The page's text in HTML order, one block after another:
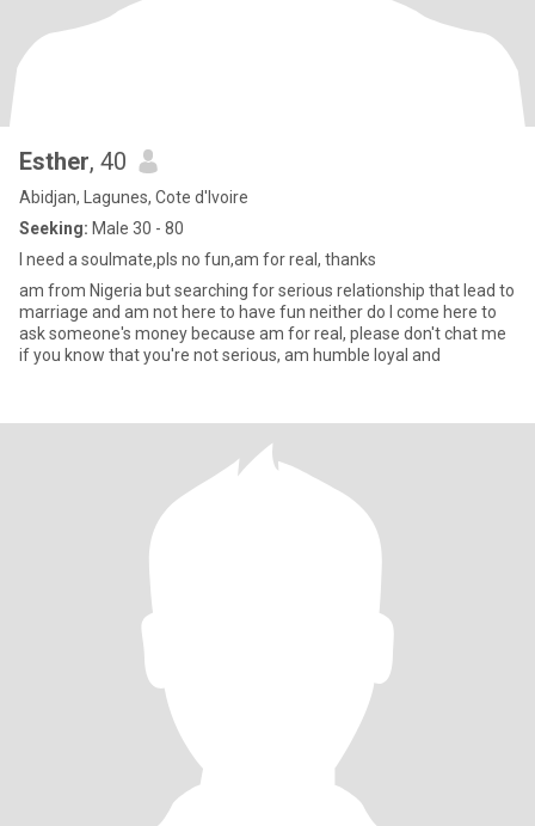
Esther, 40
Abidjan, Lagunes, Cote d'Ivoire
Seeking: Male 30 - 80
I need a soulmate,pls no fun,am for real, thanks
am from Nigeria but searching for serious relationship that lead to
marriage and am not here to have fun neither do I come here to
ask someone's money because am for real, please don't chat me
if you know that you're not serious, am humble loyal and